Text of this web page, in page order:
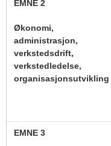
EMNE 2
Økonomi,
administrasjon,
verkstedsdrift,
verkstedledelse,
organisasjonsutvikling
EMNE 3